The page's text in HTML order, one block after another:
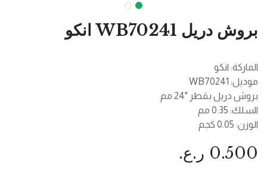
بروش دريل WB70241 انكو
الماركة: انكو
موديل: WB70241
بروش دريل بقطر "24 مم
السلك: 0.35 مم
الوزن: 0.05 كجم
0.500 ر.ع.